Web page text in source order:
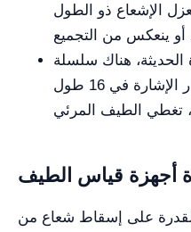
الإشعاع ذو الطول
الحديثة، هناك سلسلة
من 16 كاشف ضوئي لاستشعار الإشارة في 16 طول
أجهزة قياس الطيف
على إسقاط شعاع من